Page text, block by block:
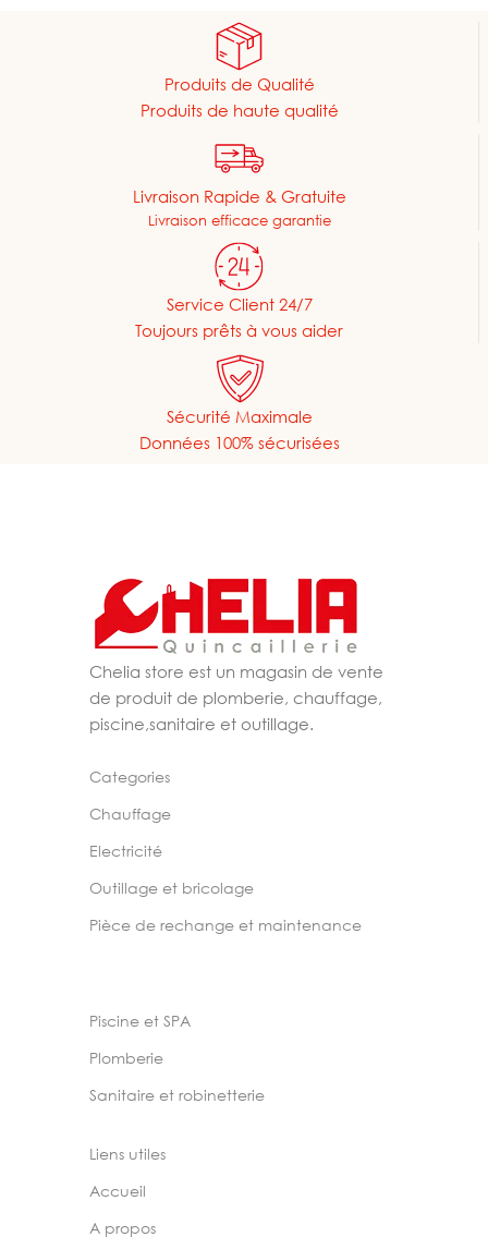
Produits de Qualité
Produits de haute qualité
Livraison Rapide & Gratuite
Livraison efficace garantie
Service Client 24/7
Toujours prêts à vous aider
Sécurité Maximale
Données 100% sécurisées
Chelia store est un magasin de vente
de produit de plomberie, chauffage,
piscine,sanitaire et outillage.
Categories
Chauffage
Electricité
Outillage et bricolage
Pièce de rechange et maintenance
Piscine et SPA
Plomberie
Sanitaire et robinetterie
Liens utiles
Accueil
A propos